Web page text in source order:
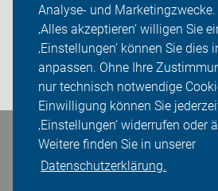
Analyse- und
‚Alles akzeptieren‘ willigen Sie
‚Einstellungen‘ können Sie dies
anpassen. Ohne Ihre
nur technisch notwendige
Einwilligung können Sie
‚Einstellungen‘ widerrufen oder
Weitere finden Sie in unserer
Datenschutzerklärung.
Sei dabei
Presse
Login
Bleiben Sie in Kontakt